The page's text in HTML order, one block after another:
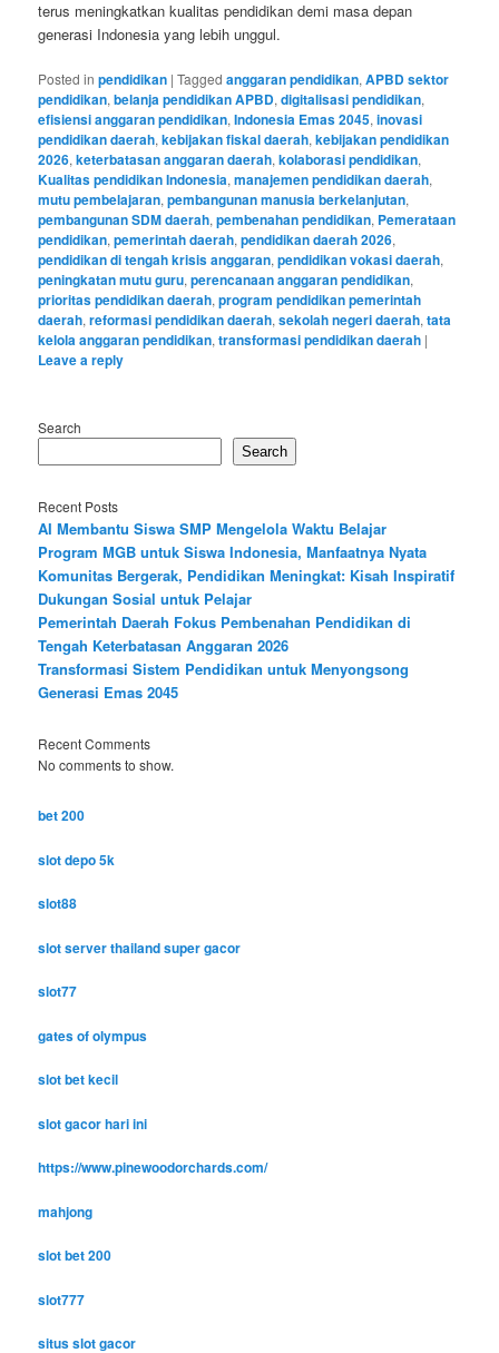
terus meningkatkan kualitas pendidikan demi masa depan
generasi Indonesia yang lebih unggul.
Posted in pendidikan |Tagged anggaran pendidikan,APBD sektor
pendidikan,belanja pendidikan APBD,digitalisasi pendidikan,
efisiensi anggaran pendidikan,Indonesia Emas 2045,inovasi
pendidikan daerah,kebijakan fiskal daerah,kebijakan pendidikan
2026,keterbatasan anggaran daerah,kolaborasi pendidikan,
Kualitas pendidikan Indonesia,manajemen pendidikan daerah,
mutu pembelajaran,pembangunan manusia berkelanjutan,
pembangunan SDM daerah,pembenahan pendidikan, Pemerataan
pendidikan,pemerintah daerah,pendidikan daerah 2026,
pendidikan di tengah krisis anggaran,pendidikan vokasi daerah,
peningkatan mutu guru,perencanaan anggaran pendidikan,
prioritas pendidikan daerah,program pendidikan pemerintah
daerah,reformasi pendidikan daerah,sekolah negeri daerah,tata
kelola anggaran pendidikan,transformasi pendidikan daerah |
Leave a reply
Search
Search
Recent Posts
AI Membantu Siswa SMP Mengelola Waktu Belajar
Program MGB untuk Siswa Indonesia, Manfaatnya Nyata
Komunitas Bergerak, Pendidikan Meningkat: Kisah Inspiratif
Dukungan Sosial untuk Pelajar
Pemerintah Daerah Fokus Pembenahan Pendidikan di
Tengah Keterbatasan Anggaran 2026
Transformasi Sistem Pendidikan untuk Menyongsong
Generasi Emas 2045
Recent Comments
No comments to show.
bet 200
slot depo 5k
slot88
slot server thailand super gacor
slot77
gates of olympus
slot bet kecil
slot gacor hari ini
https://www.pinewoodorchards.com/
mahjong
slot bet 200
slot777
situs slot gacor